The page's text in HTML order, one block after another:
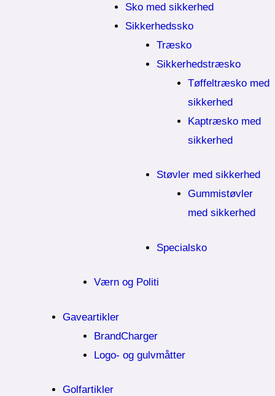
Sko med sikkerhed
Sikkerhedssko
Træsko
Sikkerhedstræsko
Tøffeltræsko med
sikkerhed
Kaptræsko med
sikkerhed
Støvler med sikkerhed
Gummistøvler
med sikkerhed
Specialsko
Værn og Politi
Gaveartikler
BrandCharger
Logo- og gulvmåtter
Golfartikler